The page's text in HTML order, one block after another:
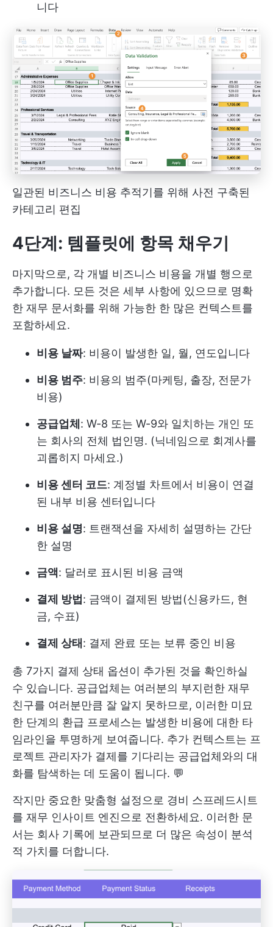
니다
일관된 비즈니스 비용 추적기를 위해 사전 구축된
카테고리 편집
4단계: 템플릿에 항목 채우기
마지막으로, 각 개별 비즈니스 비용을 개별 행으로
추가합니다. 모든 것은 세부 사항에 있으므로 명확
한 재무 문서화를 위해 가능한 한 많은 컨텍스트를
포함하세요.
비용 날짜: 비용이 발생한 일, 월, 연도입니다
비용 범주: 비용의 범주(마케팅, 출장, 전문가
비용)
공급업체 : W-8 또는 W-9와 일치하는 개인 또
는 회사의 전체 법인명. (닉네임으로 회계사를
괴롭히지 마세요.)
비용 센터 코드: 계정별 차트에서 비용이 연결
된 내부 비용 센터입니다
비용 설명: 트랜잭션을 자세히 설명하는 간단
한 설명
금액: 달러로 표시된 비용 금액
결제 방법 : 금액이 결제된 방법(신용카드, 현
금, 수표)
결제 상태 : 결제 완료 또는 보류 중인 비용
총 7가지 결제 상태 옵션이 추가된 것을 확인하실
수 있습니다. 공급업체는 여러분의 부지런한 재무
친구를 여러분만큼 잘 알지 못하므로, 이러한 미묘
한 단계의 환급 프로세스는 발생한 비용에 대한 타
임라인을 투명하게 보여줍니다. 추가 컨텍스트는 프
로젝트 관리자가 결제를 기다리는 공급업체와의 대
화를 탐색하는 데 도움이 됩니다. 💬
작지만 중요한 맞춤형 설정으로 경비 스프레드시트
를 재무 인사이트 엔진으로 전환하세요. 이러한 문
서는 회사 기록에 보관되므로 더 많은 속성이 분석
적 가치를 더합니다.